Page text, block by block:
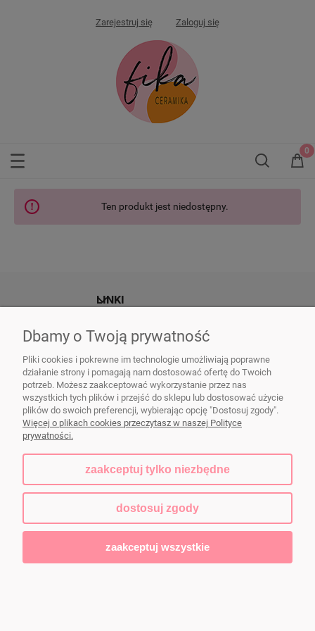
Zarejestruj się Zaloguj się
Ten produkt jest niedostępny.
LINKI
Naczynia ceramiczne FIKAceramika|dorota@fikaceramika.pl| Wał
Zawadowski 103a, 02-986 Warszawa | NIP: 5213378624 | REGON:
140422238
pokaż pełną wersję strony
Sklep internetowy Shoper.pl
Dbamy o Twoją prywatność
Pliki cookies i pokrewne im technologie umożliwiają poprawne
działanie strony i pomagają nam dostosować ofertę do Twoich
potrzeb. Możesz zaakceptować wykorzystanie przez nas
wszystkich tych plików i przejść do sklepu lub dostosować użycie
plików do swoich preferencji, wybierając opcję "Dostosuj zgody".
Więcej o plikach cookies przeczytasz w naszej Polityce
prywatności.
zaakceptuj tylko niezbędne
dostosuj zgody
zaakceptuj wszystkie